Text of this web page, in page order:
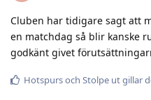
Cluben har tidigare sagt att
en matchdag så blir kanske
godkänt givet
Hotspursoch Stolpe utgillar